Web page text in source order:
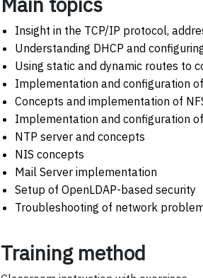
Insight in the TCP/IP protocol,
Understanding DHCP and
Using static and dynamic routes to
Implementation and configuration
Concepts and implementation of
Implementation and configuration of
NTP server and concepts
NIS concepts
Mail Server implementation
Setup of OpenLDAP-based security
Troubleshooting of network
Training method